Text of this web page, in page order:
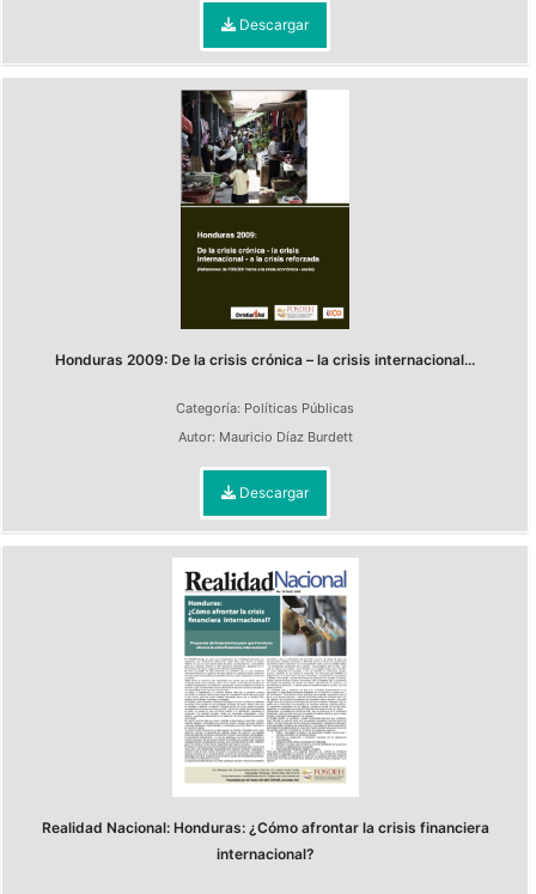
Descargar
Honduras 2009: De la crisis crónica – la crisis internacional...
Categoría: Políticas Públicas
Autor: Mauricio Díaz Burdett
Descargar
Realidad Nacional: Honduras: ¿Cómo afrontar la crisis financiera
internacional?